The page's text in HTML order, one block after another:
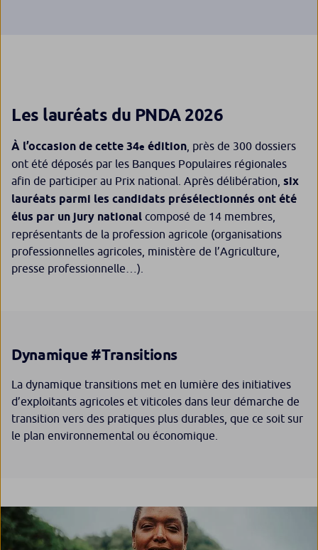
Les lauréats du PNDA 2026
À l’occasion de cette 34e édition , près de 300 dossiers
ont été déposés par les Banques Populaires régionales
afin de participer au Prix national. Après délibération, six
lauréats parmi les candidats présélectionnés ont été
élus par un jury national composé de 14 membres,
représentants de la profession agricole (organisations
professionnelles agricoles, ministère de l’Agriculture,
presse professionnelle…).
Dynamique #Transitions
La dynamique transitions met en lumière des initiatives
d’exploitants agricoles et viticoles dans leur démarche de
transition vers des pratiques plus durables, que ce soit sur
le plan environnemental ou économique.